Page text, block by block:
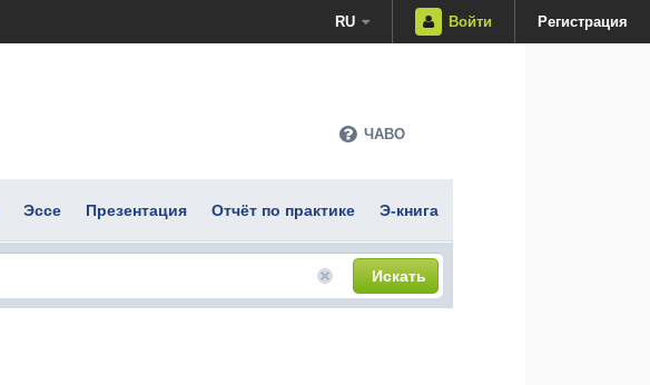
RU Войти Регистрация
ЧАВО
Эссе Презентация Отчёт по практике Э-книга
Искать